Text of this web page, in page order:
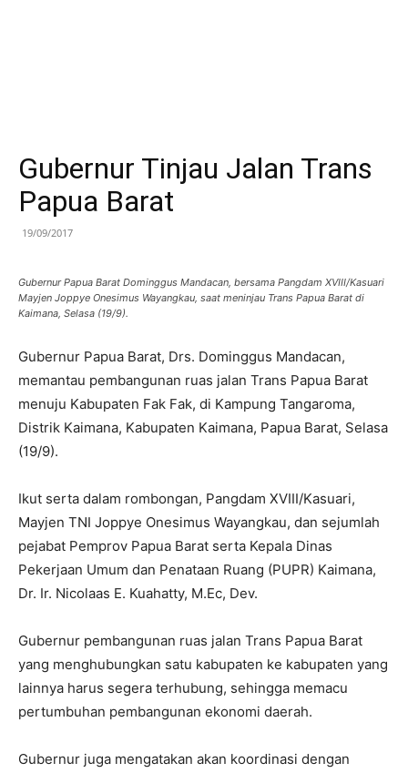
Gubernur Tinjau Jalan Trans
Papua Barat
19/09/2017
Gubernur Papua Barat Dominggus Mandacan, bersama Pangdam XVIII/Kasuari
Mayjen Joppye Onesimus Wayangkau, saat meninjau Trans Papua Barat di
Kaimana, Selasa (19/9).
Gubernur Papua Barat, Drs. Dominggus Mandacan,
memantau pembangunan ruas jalan Trans Papua Barat
menuju Kabupaten Fak Fak, di Kampung Tangaroma,
Distrik Kaimana, Kabupaten Kaimana, Papua Barat, Selasa
(19/9).
Ikut serta dalam rombongan, Pangdam XVIII/Kasuari,
Mayjen TNI Joppye Onesimus Wayangkau, dan sejumlah
pejabat Pemprov Papua Barat serta Kepala Dinas
Pekerjaan Umum dan Penataan Ruang (PUPR) Kaimana,
Dr. Ir. Nicolaas E. Kuahatty, M.Ec, Dev.
Gubernur pembangunan ruas jalan Trans Papua Barat
yang menghubungkan satu kabupaten ke kabupaten yang
lainnya harus segera terhubung, sehingga memacu
pertumbuhan pembangunan ekonomi daerah.
Gubernur juga mengatakan akan koordinasi dengan